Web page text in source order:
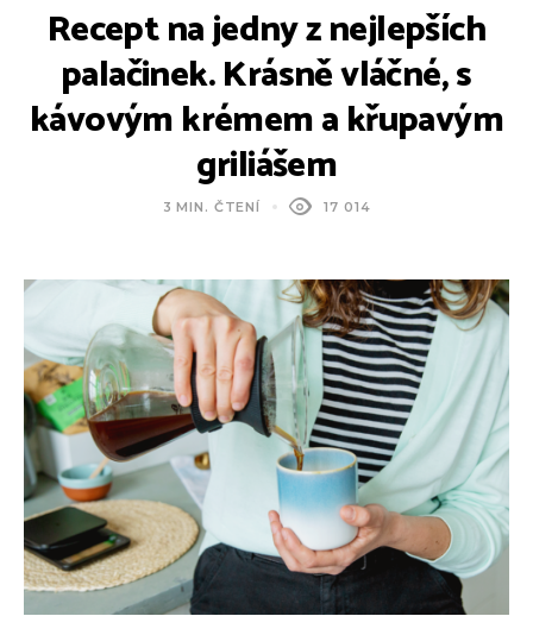
Recept na jedny z nejlepších
palačinek. Krásně vláčné, s
kávovým krémem a křupavým
griliášem
3 MIN. ČTENÍ 17 014